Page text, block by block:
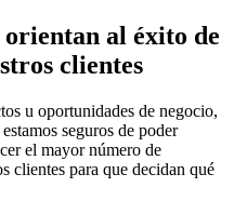
orientan al éxito de
clientes
u oportunidades de negocio,
seguros de poder
el mayor número de
clientes para que decidan qué